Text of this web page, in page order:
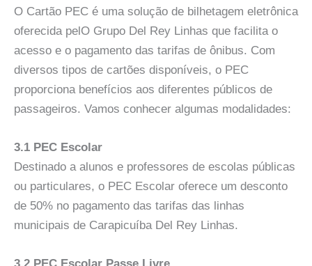
O Cartão PEC é uma solução de bilhetagem eletrônica
oferecida pelO Grupo Del Rey Linhas que facilita o
acesso e o pagamento das tarifas de ônibus. Com
diversos tipos de cartões disponíveis, o PEC
proporciona benefícios aos diferentes públicos de
passageiros. Vamos conhecer algumas modalidades:
3.1 PEC Escolar
Destinado a alunos e professores de escolas públicas
ou particulares, o PEC Escolar oferece um desconto
de 50% no pagamento das tarifas das linhas
municipais de Carapicuíba Del Rey Linhas.